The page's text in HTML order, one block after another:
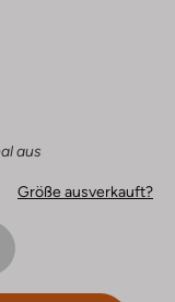
aus
Größe ausverkauft?